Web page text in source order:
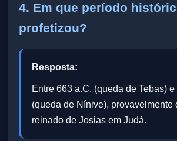
4. Em que período
profetizou?
Resposta:
Entre 663 a.C. (queda de Tebas) e
(queda de Nínive), provavelmente
reinado de Josias em Judá.